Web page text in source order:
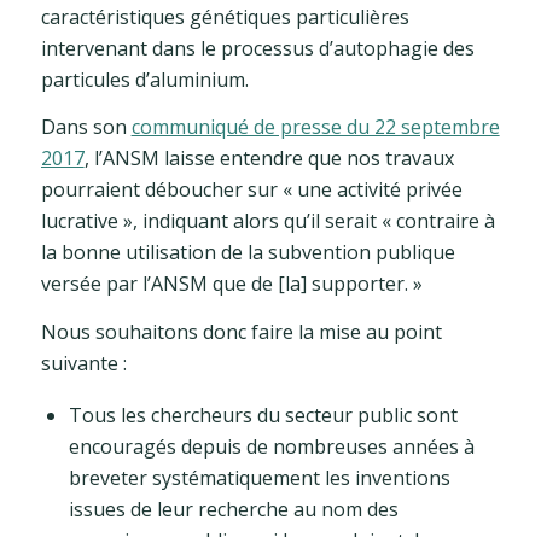
caractéristiques génétiques particulières
intervenant dans le processus d’autophagie des
particules d’aluminium.
Dans son communiqué de presse du 22 septembre
2017, l’ANSM laisse entendre que nos travaux
pourraient déboucher sur « une activité privée
lucrative », indiquant alors qu’il serait « contraire à
la bonne utilisation de la subvention publique
versée par l’ANSM que de [la] supporter. »
Nous souhaitons donc faire la mise au point
suivante :
Tous les chercheurs du secteur public sont
encouragés depuis de nombreuses années à
breveter systématiquement les inventions
issues de leur recherche au nom des